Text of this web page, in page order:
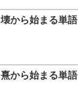
壊から始まる単語
熹から始まる単語